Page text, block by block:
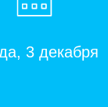
3 декабря